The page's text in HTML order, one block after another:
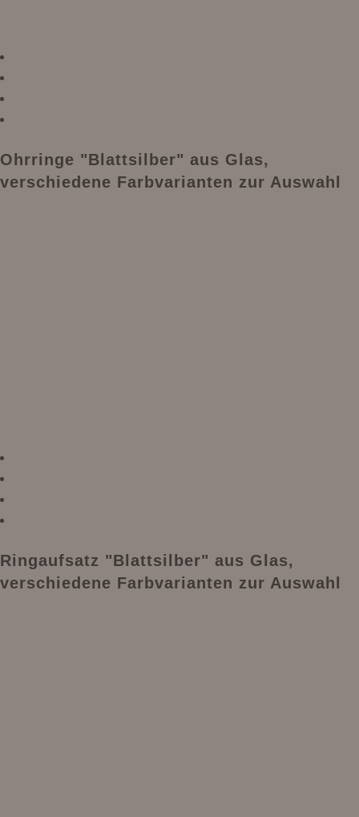
Ohrringe "Blattsilber" aus Glas,
verschiedene Farbvarianten zur Auswahl
Ringaufsatz "Blattsilber" aus Glas,
verschiedene Farbvarianten zur Auswahl